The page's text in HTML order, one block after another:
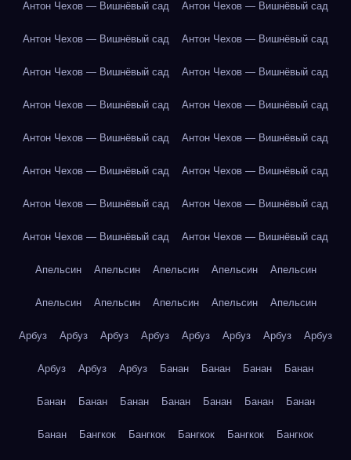
Антон Чехов — Вишнёвый сад Антон Чехов — Вишнёвый сад
Антон Чехов — Вишнёвый сад Антон Чехов — Вишнёвый сад
Антон Чехов — Вишнёвый сад Антон Чехов — Вишнёвый сад
Антон Чехов — Вишнёвый сад Антон Чехов — Вишнёвый сад
Антон Чехов — Вишнёвый сад Антон Чехов — Вишнёвый сад
Антон Чехов — Вишнёвый сад Антон Чехов — Вишнёвый сад
Антон Чехов — Вишнёвый сад Антон Чехов — Вишнёвый сад
Антон Чехов — Вишнёвый сад Антон Чехов — Вишнёвый сад
Апельсин Апельсин Апельсин Апельсин Апельсин
Апельсин Апельсин Апельсин Апельсин Апельсин
Арбуз Арбуз Арбуз Арбуз Арбуз Арбуз Арбуз Арбуз
Арбуз Арбуз Арбуз Банан Банан Банан Банан
Банан Банан Банан Банан Банан Банан Банан
Банан Бангкок Бангкок Бангкок Бангкок Бангкок